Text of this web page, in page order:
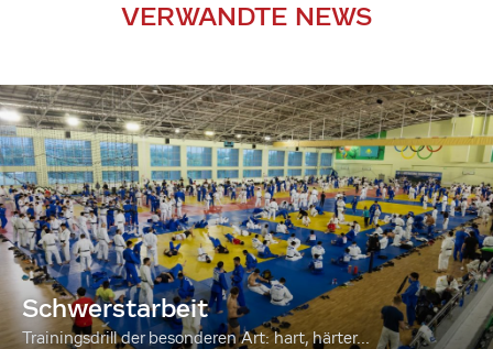
VERWANDTE NEWS
Schwerstarbeit
Trainingsdrill der besonderen Art: hart, härter...